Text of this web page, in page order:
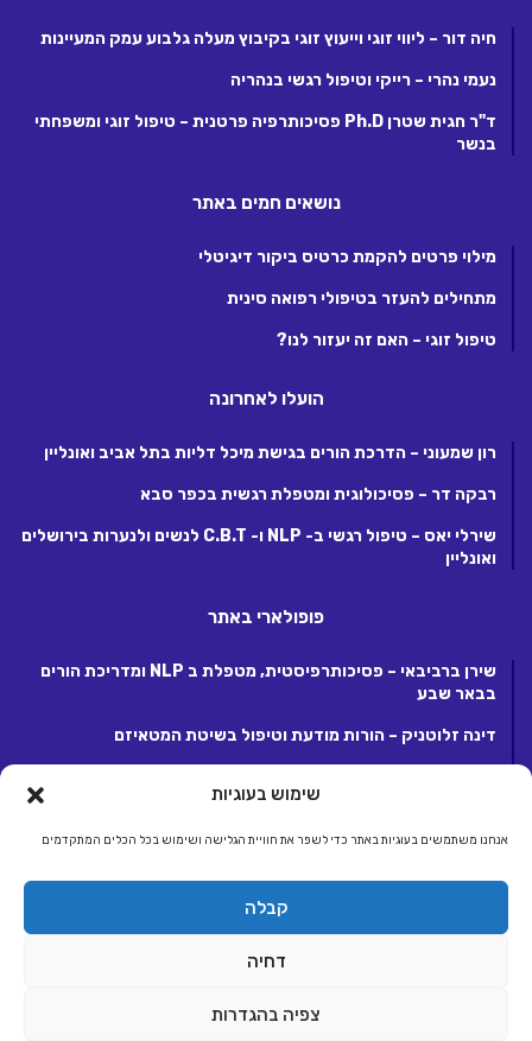
שימוש בעוגיות
אנחנו משתמשים בעוגיות באתר כדי לשפר את חוויית הגלישה ושימוש בכל הכלים המתקדמים
קבלה
דחיה
צפיה בהגדרות
חיה דור – ליווי זוגי וייעוץ זוגי בקיבוץ מעלה גלבוע עמק המעיינות
נעמי נהרי – רייקי וטיפול רגשי בנהריה
ד"ר חגית שטרן Ph.D פסיכותרפיה פרטנית – טיפול זוגי ומשפחתי
בנשר
נושאים חמים באתר
מילוי פרטים להקמת כרטיס ביקור דיגיטלי
מתחילים להעזר בטיפולי רפואה סינית
טיפול זוגי – האם זה יעזור לנו?
הועלו לאחרונה
רון שמעוני – הדרכת הורים בגישת מיכל דליות בתל אביב ואונליין
רבקה דר – פסיכולוגית ומטפלת רגשית בכפר סבא
שירלי יאס – טיפול רגשי ב- NLP ו- C.B.T לנשים ולנערות בירושלים
ואונליין
פופולארי באתר
שירן ברביבאי – פסיכותרפיסטית, מטפלת ב NLP ומדריכת הורים
בבאר שבע
דינה זלוטניק – הורות מודעת וטיפול בשיטת המטאיזם
מפעילת קבוצת אתרי אלטרנטיבלי |